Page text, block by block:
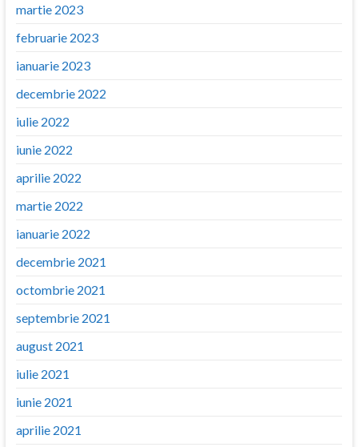
martie 2023
februarie 2023
ianuarie 2023
decembrie 2022
iulie 2022
iunie 2022
aprilie 2022
martie 2022
ianuarie 2022
decembrie 2021
octombrie 2021
septembrie 2021
august 2021
iulie 2021
iunie 2021
aprilie 2021